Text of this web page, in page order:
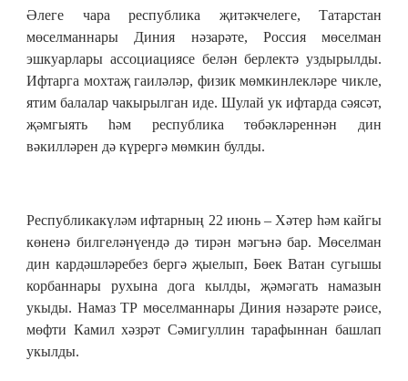
Әлеге чара республика җитәкчелеге, Татарстан
мөселманнары Диния нәзарәте, Россия мөселман
эшкуарлары ассоциациясе белән берлектә уздырылды.
Ифтарга мохтаҗ гаиләләр, физик мөмкинлекләре чикле,
ятим балалар чакырылган иде. Шулай ук ифтарда сәясәт,
җәмгыять һәм республика төбәкләреннән дин
вәкилләрен дә күрергә мөмкин булды.
Республикакүләм ифтарның 22 июнь – Хәтер һәм кайгы
көненә билгеләнүендә дә тирән мәгънә бар. Мөселман
дин кардәшләребез бергә җыелып, Бөек Ватан сугышы
корбаннары рухына дога кылды, җәмәгать намазын
укыды. Намаз ТР мөселманнары Диния нәзарәте рәисе,
мөфти Камил хәзрәт Сәмигуллин тарафыннан башлап
укылды.